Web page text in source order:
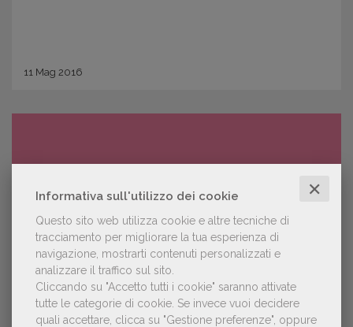
Informativa sull'utilizzo dei cookie ✕
Questo sito web utilizza cookie e altre tecniche di
tracciamento per migliorare la tua esperienza di
navigazione, mostrarti contenuti personalizzati e
analizzare il traffico sul sito.
Cliccando su "Accetto tutti i cookie" saranno attivate
tutte le categorie di cookie. Se invece vuoi decidere
quali accettare, clicca su "Gestione preferenze", oppure
11 Mag 2016